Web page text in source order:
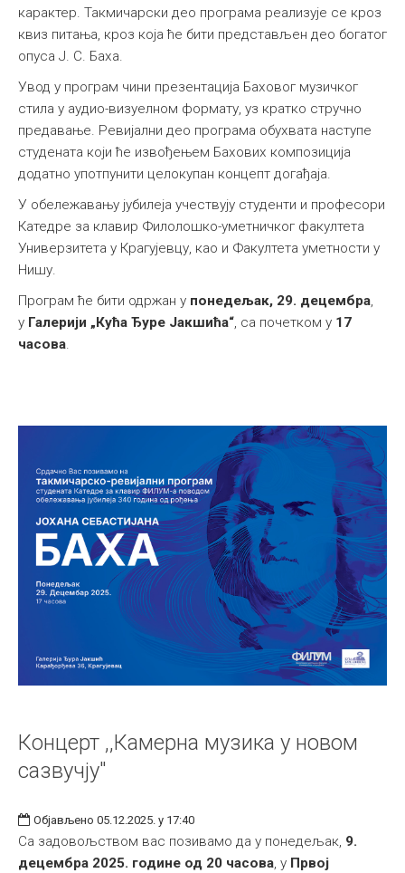
карактер. Такмичарски део програма реализује се кроз
квиз питања, кроз која ће бити представљен део богатог
опуса Ј. С. Баха.
Увод у програм чини презентација Баховог музичког
стила у аудио-визуелном формату, уз кратко стручно
предавање. Ревијални део програма обухвата наступе
студената који ће извођењем Бахових композиција
додатно употпунити целокупан концепт догађаја.
У обележавању јубилеја учествују студенти и професори
Катедре за клавир Филолошко-уметничког факултета
Универзитета у Крагујевцу, као и Факултета уметности у
Нишу.
Програм ће бити одржан у понедељак, 29. децембра,
у Галерији „Кућа Ђуре Јакшића“, са почетком у 17
часова.
Концерт ,,Камерна музика у новом
сазвучју"
Објављено 05.12.2025. у 17:40
Са задовољством вас позивамо да у понедељак, 9.
децембра 2025. године од 20 часова, у Првој